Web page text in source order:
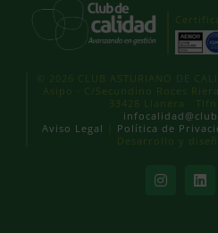
© 2026 CLUB ASTURIANO DE
Asipo · C/Secundino Roces
33428 Llanera ·
Aviso Legal
Política de
Desarrollo y
Instagram